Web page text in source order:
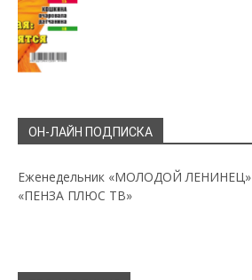
ОН-ЛАЙН ПОДПИСКА
Еженедельник «МОЛОДОЙ ЛЕНИНЕЦ»
«ПЕНЗА ПЛЮС ТВ»